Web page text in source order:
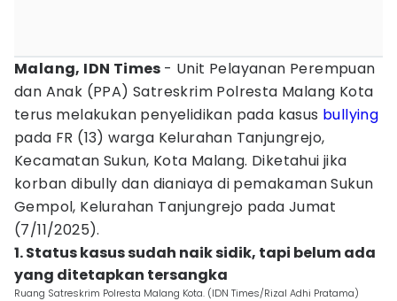
Malang, IDN Times - Unit Pelayanan Perempuan
dan Anak (PPA) Satreskrim Polresta Malang Kota
terus melakukan penyelidikan pada kasus bullying
pada FR (13) warga Kelurahan Tanjungrejo,
Kecamatan Sukun, Kota Malang. Diketahui jika
korban dibully dan dianiaya di pemakaman Sukun
Gempol, Kelurahan Tanjungrejo pada Jumat
(7/11/2025).
1. Status kasus sudah naik sidik, tapi belum ada
yang ditetapkan tersangka
Ruang Satreskrim Polresta Malang Kota. (IDN Times/Rizal Adhi Pratama)